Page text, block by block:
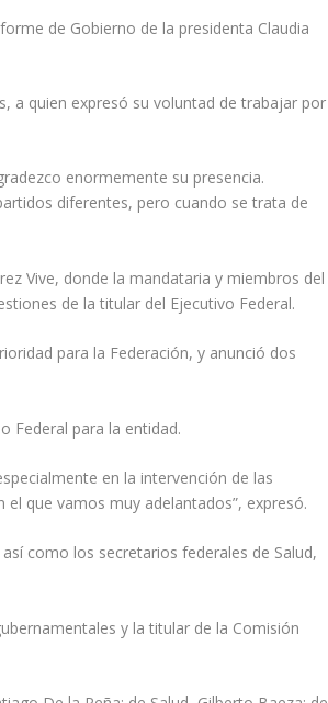
de Gobierno de la presidenta Claudia
a quien expresó su voluntad de trabajar por
enormemente su presencia.
diferentes, pero cuando se trata de
Vive, donde la mandataria y miembros del
de la titular del Ejecutivo Federal.
para la Federación, y anunció dos
Federal para la entidad.
en la intervención de las
que vamos muy adelantados”, expresó.
como los secretarios federales de Salud,
y la titular de la Comisión